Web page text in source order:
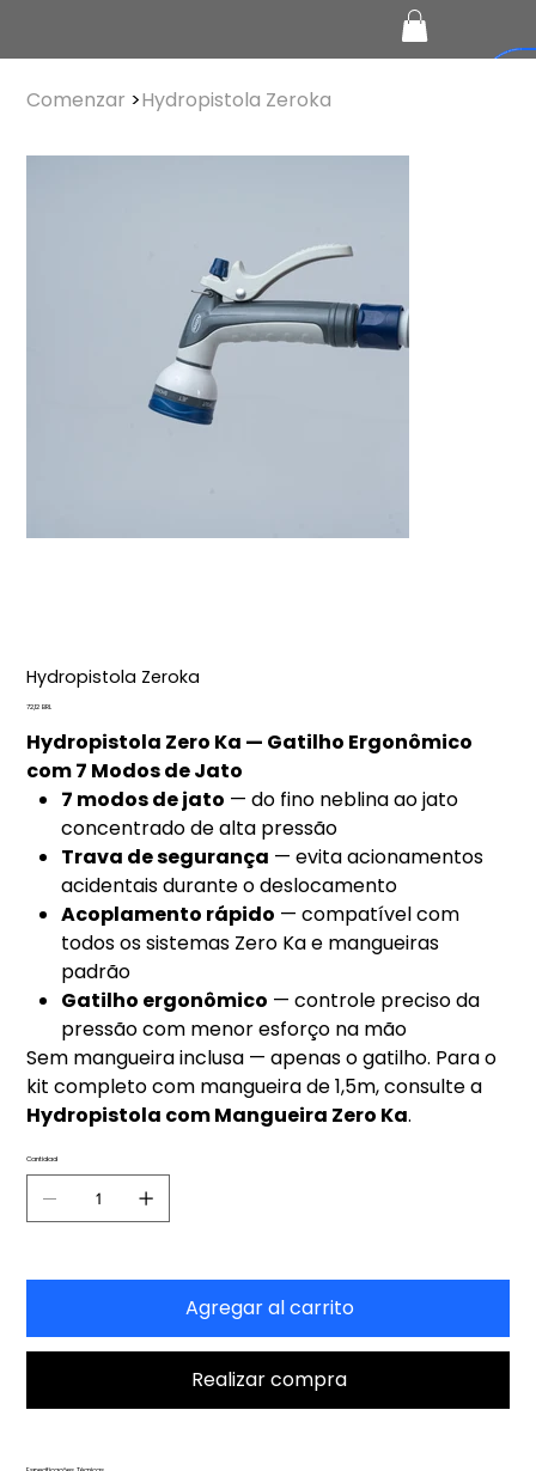
Comenzar >Hydropistola Zeroka
Hydropistola Zeroka
Precio
72,12 BRL
Hydropistola Zero Ka — Gatilho Ergonômico
com 7 Modos de Jato
7 modos de jato — do fino neblina ao jato
concentrado de alta pressão
Trava de segurança — evita acionamentos
acidentais durante o deslocamento
Acoplamento rápido — compatível com
todos os sistemas Zero Ka e mangueiras
padrão
Gatilho ergonômico — controle preciso da
pressão com menor esforço na mão
Sem mangueira inclusa — apenas o gatilho. Para o
kit completo com mangueira de 1,5m, consulte a
Hydropistola com Mangueira Zero Ka.
Cantidad
Agregar al carrito
Realizar compra